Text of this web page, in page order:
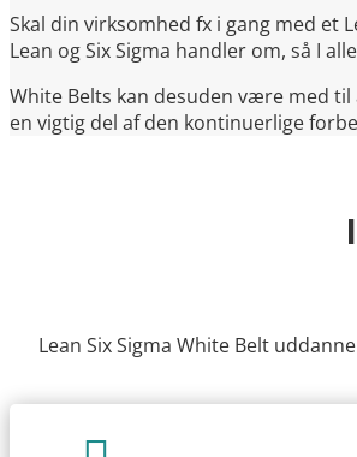
Skal din virksomhed fx i gang med
Lean og Six Sigma handler om, så I
White Belts kan desuden være med
en vigtig del af den kontinuerlige
Lean Six Sigma White Belt